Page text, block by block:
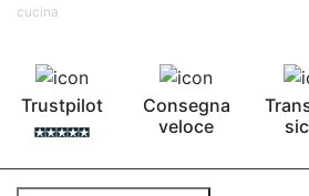
cucina
Trustpilot
Consegna
veloce